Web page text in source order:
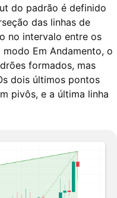
do padrão é definido
das linhas de
no intervalo entre os
Em Andamento, o
formados, mas
dois últimos pontos
pivôs, e a última linha